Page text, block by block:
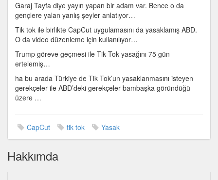
Garaj Tayfa diye yayın yapan bir adam var. Bence o da
gençlere yalan yanlış şeyler anlatıyor…
Tik tok ile birlikte CapCut uygulamasını da yasaklamış ABD.
O da video düzenleme için kullanılıyor…
Trump göreve geçmesi ile Tik Tok yasağını 75 gün
ertelemiş…
ha bu arada Türkiye de Tik Tok’un yasaklanmasını isteyen
gerekçeler ile ABD’deki gerekçeler bambaşka göründüğü
üzere …
CapCut tik tok Yasak
Hakkımda